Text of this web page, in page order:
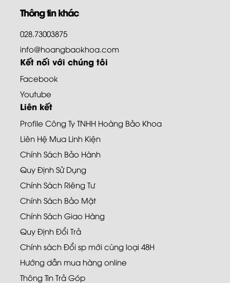
Thông tin khác
028.73003875
info@hoangbaokhoa.com
Kết nối với chúng tôi
Facebook
Youtube
Liên kết
Profile Công Ty TNHH Hoàng Bảo Khoa
Liên Hệ Mua Linh Kiện
Chính Sách Bảo Hành
Quy Định Sử Dụng
Chính Sách Riêng Tư
Chính Sách Bảo Mật
Chính Sách Giao Hàng
Quy Định Đổi Trả
Chính sách Đổi sp mới cùng loại 48H
Hướng dẫn mua hàng online
Thông Tin Trả Góp